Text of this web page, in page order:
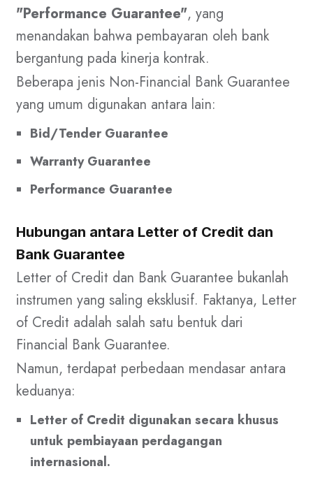
"Performance Guarantee", yang
menandakan bahwa pembayaran oleh bank
bergantung pada kinerja kontrak.
Beberapa jenis Non-Financial Bank Guarantee
yang umum digunakan antara lain:
Bid/Tender Guarantee
Warranty Guarantee
Performance Guarantee
Hubungan antara Letter of Credit dan
Bank Guarantee
Letter of Credit dan Bank Guarantee bukanlah
instrumen yang saling eksklusif. Faktanya, Letter
of Credit adalah salah satu bentuk dari
Financial Bank Guarantee.
Namun, terdapat perbedaan mendasar antara
keduanya:
Letter of Credit digunakan secara khusus
untuk pembiayaan perdagangan
internasional.